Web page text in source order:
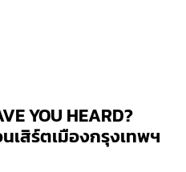
YOU HEARD?
เสิร์ตเมืองกรุงเทพฯ